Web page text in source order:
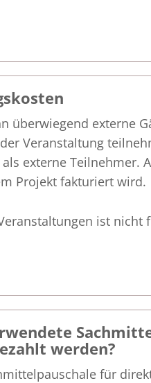
überwiegend externe
Veranstaltung
externe Teilnehmer.
Projekt fakturiert wird.
ist nicht
werden?
für